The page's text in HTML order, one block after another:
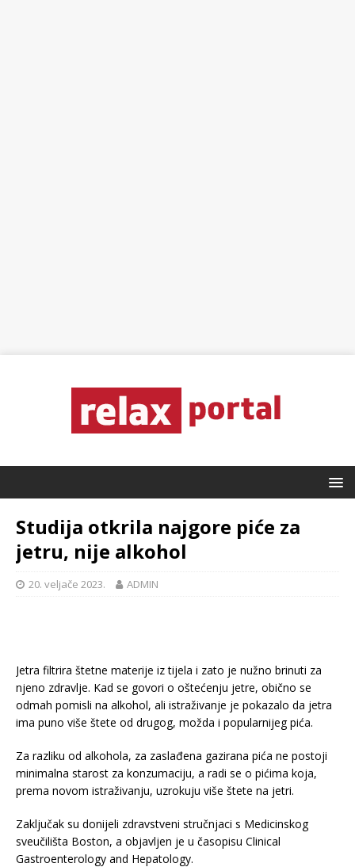
Studija otkrila najgore piće za
jetru, nije alkohol
20. veljače 2023. ADMIN
Jetra filtrira štetne materije iz tijela i zato je nužno brinuti za
njeno zdravlje. Kad se govori o oštećenju jetre, obično se
odmah pomisli na alkohol, ali istraživanje je pokazalo da jetra
ima puno više štete od drugog, možda i popularnijeg pića.
Za razliku od alkohola, za zaslađena gazirana pića ne postoji
minimalna starost za konzumaciju, a radi se o pićima koja,
prema novom istraživanju, uzrokuju više štete na jetri.
Zaključak su donijeli zdravstveni stručnjaci s Medicinskog
sveučilišta Boston, a objavljen je u časopisu Clinical
Gastroenterology and Hepatology.